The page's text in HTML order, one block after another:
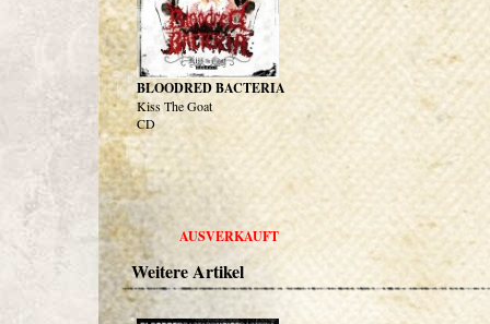
BLOODRED BACTERIA
Kiss The Goat
CD
AUSVERKAUFT
Weitere Artikel